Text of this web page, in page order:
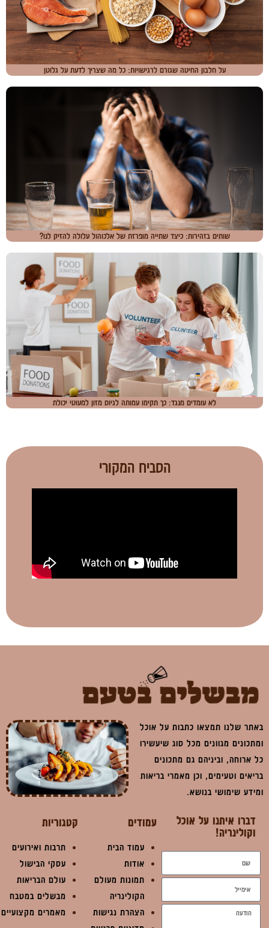
על חלבון החיטה שגורם לרגישויות: כל מה שצריך לדעת על גלוטן
שותים בזהירות: כיצד שתייה מופרזת של אלכוהול עלולה להזיק לנו?
לא עומדים מנגד: כך תקימו עמותה לגיוס מזון למעוטי יכולת
הסביח המקורי
באתר שלנו תמצאו כתבות על אוכל
ומתכונים מגוונים מכל סוג שיעשירו
כל ארוחה, וביניהם גם מתכונים
בריאים וטעימים, וכן מאמרי בריאות
ומידע שימושי בנושא.
דברו איתנו על אוכל
וקולינריה!
עמודים
עמוד הבית
אודות
תמונות מעולם
הקולינריה
הצהרת נגישות
קטגוריות
תרבות ואירועים
עסקי הבישול
עולם הבריאות
מבשלים במטבח
מאמרים מקצועיים